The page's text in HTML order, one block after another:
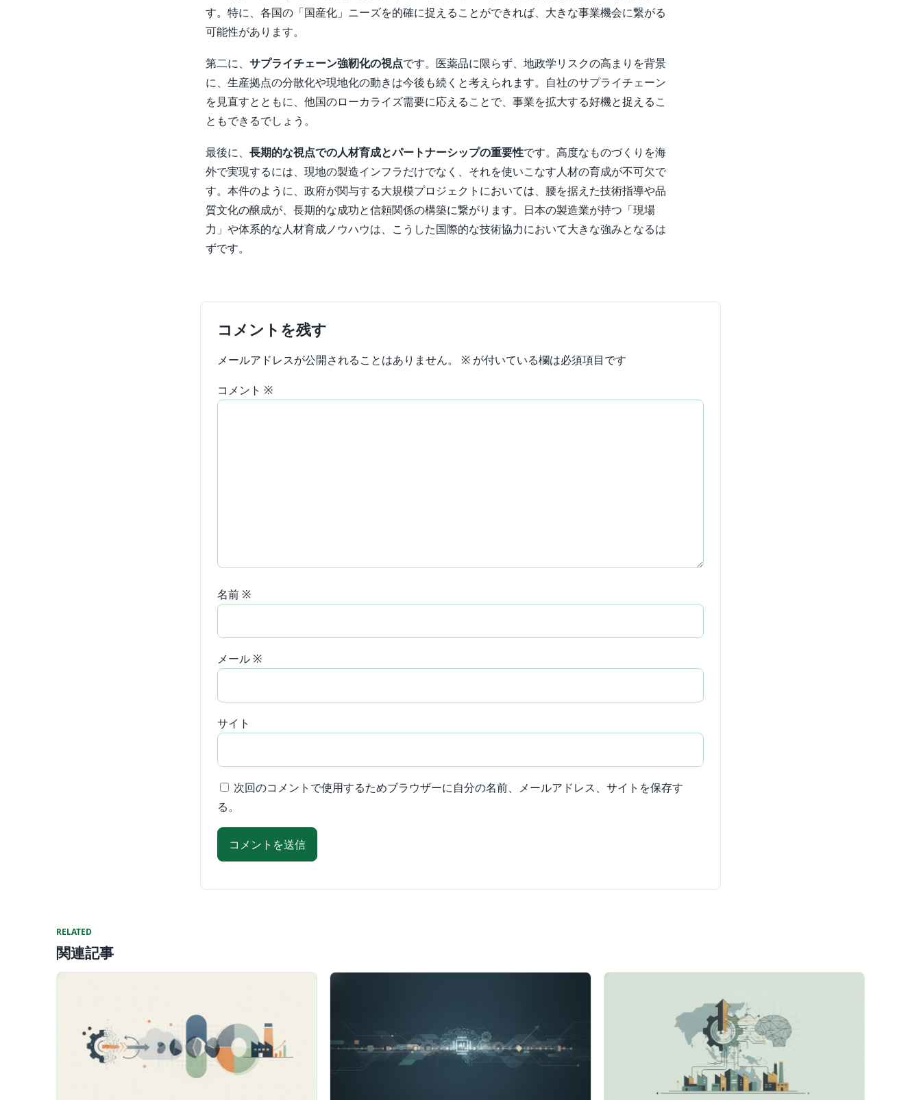
す。特に、各国の「国産化」ニーズを的確に捉えることができれば、大きな事業機会に繋がる
可能性があります。
第二に、 サプライチェーン強靭化の視点です。医薬品に限らず、地政学リスクの高まりを背景
に、生産拠点の分散化や現地化の動きは今後も続くと考えられます。自社のサプライチェーン
を見直すとともに、他国のローカライズ需要に応えることで、事業を拡大する好機と捉えるこ
ともできるでしょう。
最後に、 長期的な視点での人材育成とパートナーシップの重要性です。高度なものづくりを海
外で実現するには、現地の製造インフラだけでなく、それを使いこなす人材の育成が不可欠で
す。本件のように、政府が関与する大規模プロジェクトにおいては、腰を据えた技術指導や品
質文化の醸成が、長期的な成功と信頼関係の構築に繋がります。日本の製造業が持つ「現場
力」や体系的な人材育成ノウハウは、こうした国際的な技術協力において大きな強みとなるは
ずです。
コメントを残す
メールアドレスが公開されることはありません。 ※ が付いている欄は必須項目です
コメント ※
名前 ※
メール ※
サイト
次回のコメントで使用するためブラウザーに自分の名前、メールアドレス、サイトを保存す
る。
RELATED
関連記事